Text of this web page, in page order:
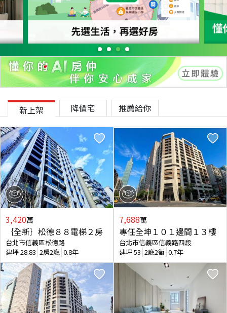
新上架 降價宅 推薦給你
3,420萬
｛全新｝松德８８電梯２房
台北市信義區松德路
建坪28.83 2房2廳 0.8年
7,688萬
專任全坤１０１邊間１３樓
台北市信義區信義路四段
建坪53 2廳2衛 0.7年